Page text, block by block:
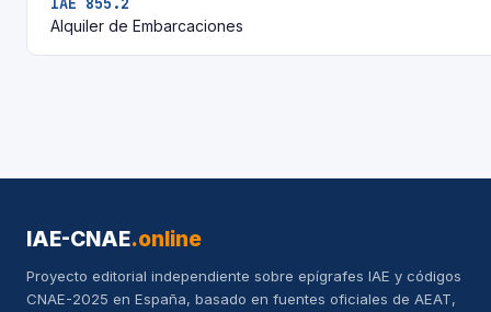
Alquiler de Embarcaciones
IAE-CNAE.online
Proyecto editorial independiente sobre epígrafes IAE y códigos
CNAE-2025 en España, basado en fuentes oficiales de AEAT,